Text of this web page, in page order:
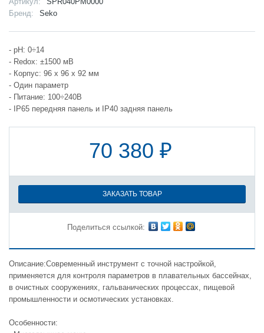
Бренд:
Seko
- pH: 0÷14
- Redox: ±1500 мВ
- Корпус: 96 x 96 x 92 мм
- Один параметр
- Питание: 100÷240В
- IP65 передняя панель и IP40 задняя панель
70 380 ₽
ЗАКАЗАТЬ ТОВАР
Поделиться ссылкой:
Описание:Современный инструмент с точной настройкой,
применяется для контроля параметров в плавательных бассейнах,
в очистных сооружениях, гальванических процессах, пищевой
промышленности и осмотических установках.
Особенности: